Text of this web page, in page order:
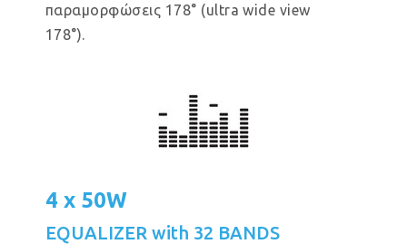
παραμορφώσεις 178° (ultra wide view
178°).
4 x 50W
EQUALIZER with 32 BANDS